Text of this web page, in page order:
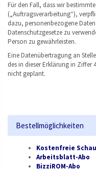
Für den Fall, dass wir
(„Auftragsverarbeitung“),
dazu, personenbezogene
Datenschutzgesetze zu
Person zu gewährleisten.
Eine Datenübertragung an
des in dieser Erklärung in
nicht geplant.
Bestellmöglichkeiten
Kostenfreie
Arbeitsblatt-Abo
BizziROM-Abo